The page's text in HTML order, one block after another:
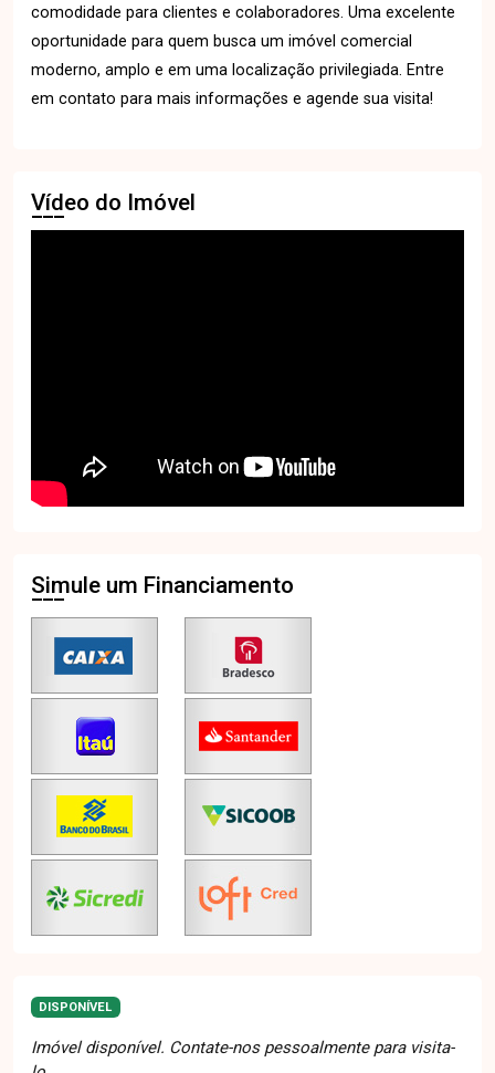
comodidade para clientes e colaboradores. Uma excelente
oportunidade para quem busca um imóvel comercial
moderno, amplo e em uma localização privilegiada. Entre
em contato para mais informações e agende sua visita!
Vídeo do Imóvel
Simule um Financiamento
DISPONÍVEL
Imóvel disponível. Contate-nos pessoalmente para visita-